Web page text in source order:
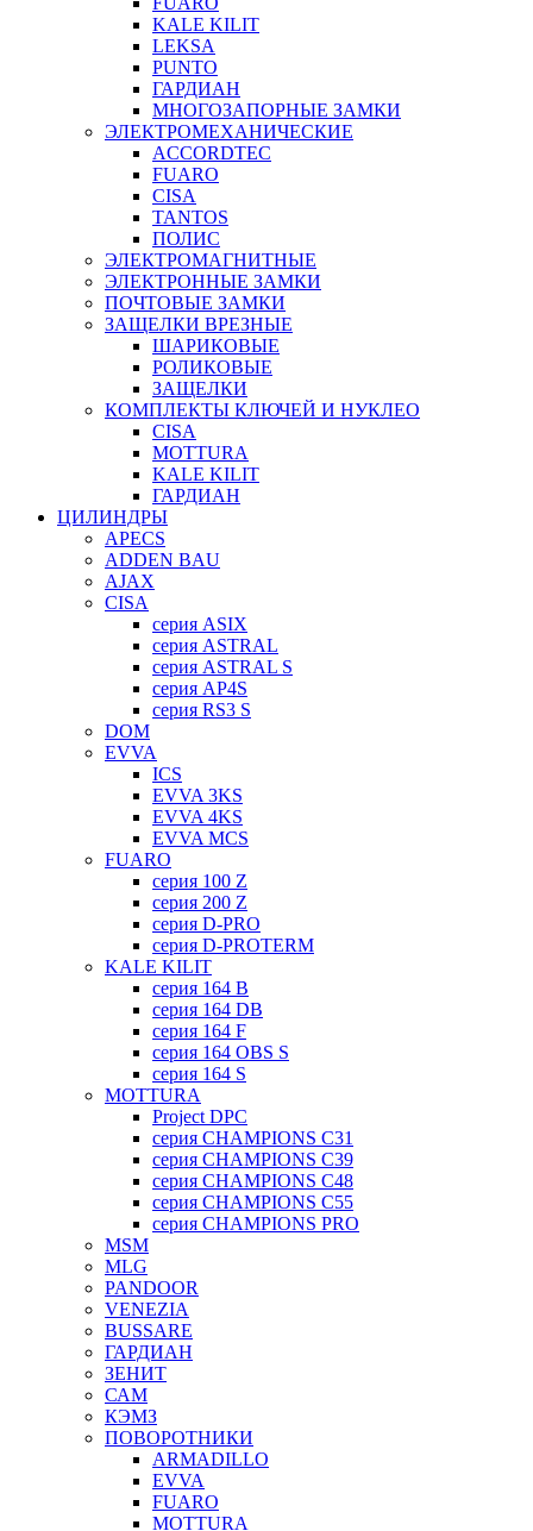
KALE KILIT
LEKSA
PUNTO
ГАРДИАН
МНОГОЗАПОРНЫЕ ЗАМКИ
ЭЛЕКТРОМЕХАНИЧЕСКИЕ
ACCORDTEC
FUARO
CISA
TANTOS
ПОЛИС
ЭЛЕКТРОМАГНИТНЫЕ
ЭЛЕКТРОННЫЕ ЗАМКИ
ПОЧТОВЫЕ ЗАМКИ
ЗАЩЕЛКИ ВРЕЗНЫЕ
ШАРИКОВЫЕ
РОЛИКОВЫЕ
ЗАЩЕЛКИ
КОМПЛЕКТЫ КЛЮЧЕЙ И НУКЛЕО
CISA
MOTTURA
KALE KILIT
ГАРДИАН
ЦИЛИНДРЫ
APECS
ADDEN BAU
AJAX
CISA
серия ASIX
серия ASTRAL
серия ASTRAL S
серия AP4S
серия RS3 S
DOM
EVVA
ICS
EVVA 3KS
EVVA 4KS
EVVA MCS
FUARO
серия 100 Z
серия 200 Z
серия D-PRO
серия D-PROTERM
KALE KILIT
серия 164 B
серия 164 DB
серия 164 F
серия 164 OBS S
серия 164 S
MOTTURA
Project DPC
серия CHAMPIONS C31
серия CHAMPIONS C39
серия CHAMPIONS C48
серия CHAMPIONS C55
серия CHAMPIONS PRO
MSM
MLG
PANDOOR
VENEZIA
BUSSARE
ГАРДИАН
ЗЕНИТ
САМ
КЭМЗ
ПОВОРОТНИКИ
ARMADILLO
EVVA
FUARO
MOTTURA